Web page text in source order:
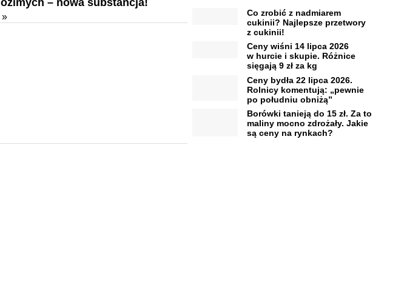
ozimych – nowa substancja!
»
Co zrobić z nadmiarem
cukinii? Najlepsze przetwory
z cukinii!
Ceny wiśni 14 lipca 2026
w hurcie i skupie. Różnice
sięgają 9 zł za kg
Ceny bydła 22 lipca 2026.
Rolnicy komentują: „pewnie
po południu obniżą”
Borówki tanieją do 15 zł. Za to
maliny mocno zdrożały. Jakie
są ceny na rynkach?